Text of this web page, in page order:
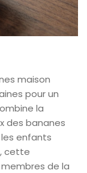
maison
pour un
la
des bananes
enfants
cette
de la